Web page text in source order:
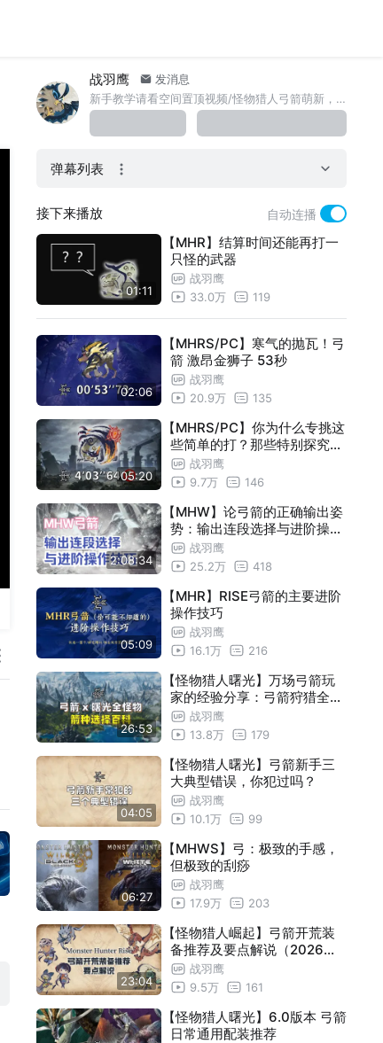
战羽鹰
发消息
新手教学请看空间置顶视频/怪物猎人弓箭萌新，分析特性勇士雄鹰，社畜兼职up更新缓慢且不定时/交流群：654366654
弹幕列表
接下来播放 自动连播
01:11
【MHR】结算时间还能再打一
只怪的武器
战羽鹰
33.0万
119
02:06
【MHRS/PC】寒气的抛瓦！弓
箭 激昂金狮子 53秒
战羽鹰
20.9万
135
05:20
【MHRS/PC】你为什么专挑这
些简单的打？那些特别探究为
什么不打？ 弓箭 三无 特别探
究：怪异克服天廻龙 4分03秒
战羽鹰
9.7万
146
2:08:34
【MHW】论弓箭的正确输出姿
势：输出连段选择与进阶操作
技巧战羽鹰
25.2万
418
05:09
【MHR】RISE弓箭的主要进阶
操作技巧
战羽鹰
16.1万
216
26:53
【怪物猎人曙光】万场弓箭玩
家的经验分享：弓箭狩猎全怪
物箭种选择指南（持续更新）
战羽鹰
13.8万
179
04:05
【怪物猎人曙光】弓箭新手三
大典型错误，你犯过吗？
战羽鹰
10.1万
99
06:27
【MHWS】弓：极致的手感，
但极致的刮痧
战羽鹰
17.9万
203
23:04
【怪物猎人崛起】弓箭开荒装
备推荐及要点解说（2026重
置版）
战羽鹰
9.5万
161
【怪物猎人曙光】6.0版本 弓箭
日常通用配装推荐